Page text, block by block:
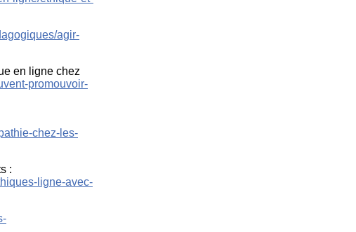
agir-
en ligne chez
promouvoir-
chez-les-
:
ligne-avec-